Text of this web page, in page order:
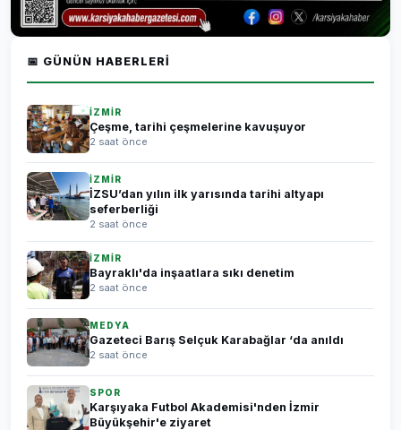
📅 GÜNÜN HABERLERI
İZMİR
Çeşme, tarihi çeşmelerine kavuşuyor
2 saat önce
İZMİR
İZSU’dan yılın ilk yarısında tarihi altyapı
seferberliği
2 saat önce
İZMİR
Bayraklı'da inşaatlara sıkı denetim
2 saat önce
MEDYA
Gazeteci Barış Selçuk Karabağlar ‘da anıldı
2 saat önce
SPOR
Karşıyaka Futbol Akademisi'nden İzmir
Büyükşehir'e ziyaret